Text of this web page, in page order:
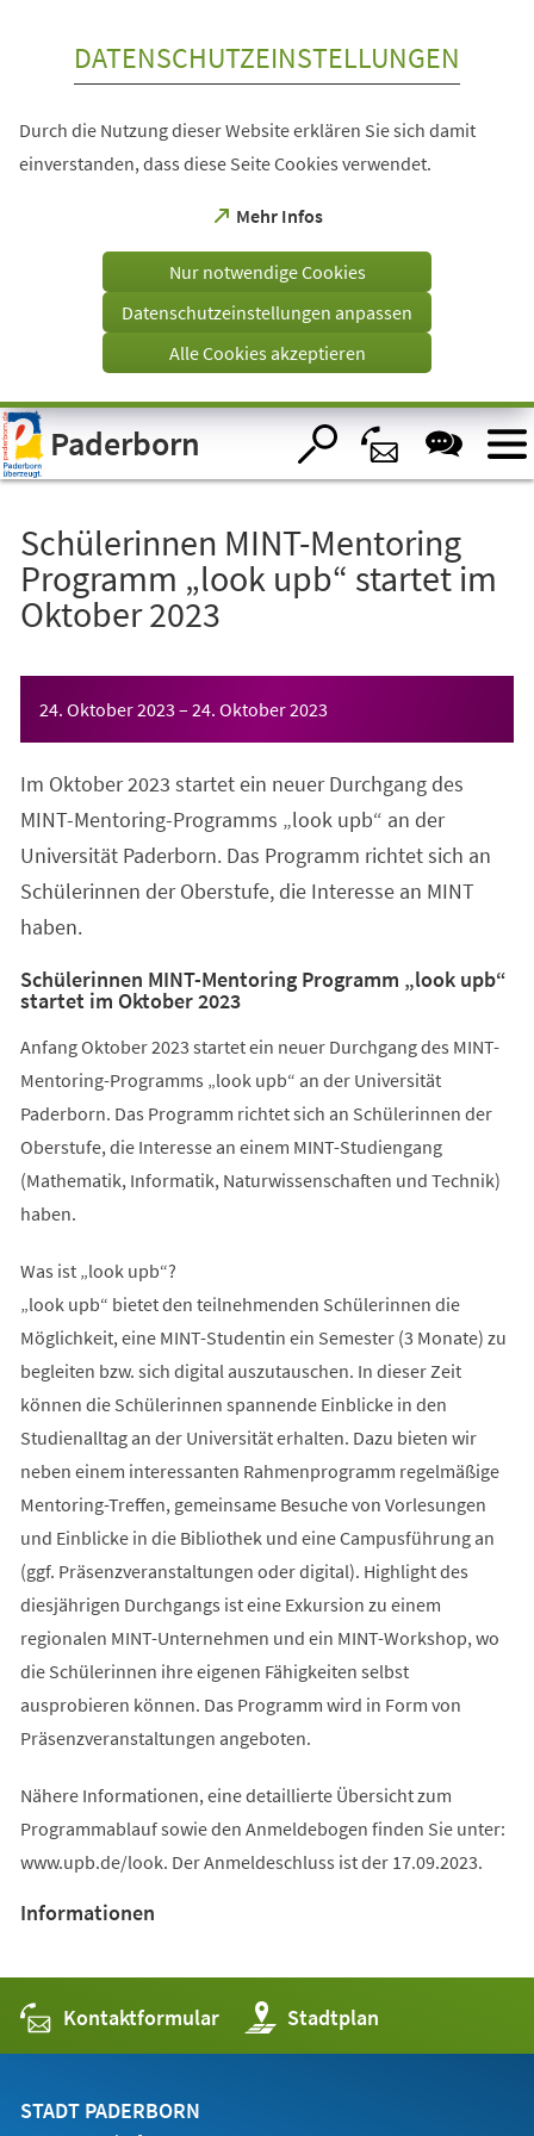
Visuelle
Assistenzsoftware
öffnen.
DATENSCHUTZEINSTELLUNGEN
Durch die Nutzung dieser Website erklären Sie sich damit
einverstanden, dass diese Seite Cookies verwendet.
Mehr Infos
(Öffnet
einem
Tab)
Nur notwendige Cookies
Datenschutzeinstellungen anpassen
Alle Cookies akzeptieren
Paderborn
Schülerinnen MINT-Mentoring
Programm „look upb“ startet im
Oktober 2023
24. Oktober 2023 – 24. Oktober 2023
Im Oktober 2023 startet ein neuer Durchgang des
MINT-Mentoring-Programms „look upb“ an der
Universität Paderborn. Das Programm richtet sich an
Schülerinnen der Oberstufe, die Interesse an MINT
haben.
Schülerinnen MINT-Mentoring Programm „look upb“
startet im Oktober 2023
Anfang Oktober 2023 startet ein neuer Durchgang des MINT-
Mentoring-Programms „look upb“ an der Universität
Paderborn. Das Programm richtet sich an Schülerinnen der
Oberstufe, die Interesse an einem MINT-Studiengang
(Mathematik, Informatik, Naturwissenschaften und Technik)
haben.
Was ist „look upb“?
„look upb“ bietet den teilnehmenden Schülerinnen die
Möglichkeit, eine MINT-Studentin ein Semester (3 Monate) zu
begleiten bzw. sich digital auszutauschen. In dieser Zeit
können die Schülerinnen spannende Einblicke in den
Studienalltag an der Universität erhalten. Dazu bieten wir
neben einem interessanten Rahmenprogramm regelmäßige
Mentoring-Treffen, gemeinsame Besuche von Vorlesungen
und Einblicke in die Bibliothek und eine Campusführung an
(ggf. Präsenzveranstaltungen oder digital). Highlight des
diesjährigen Durchgangs ist eine Exkursion zu einem
regionalen MINT-Unternehmen und ein MINT-Workshop, wo
die Schülerinnen ihre eigenen Fähigkeiten selbst
ausprobieren können. Das Programm wird in Form von
Präsenzveranstaltungen angeboten.
Nähere Informationen, eine detaillierte Übersicht zum
Programmablauf sowie den Anmeldebogen finden Sie unter:
www.upb.de/look. Der Anmeldeschluss ist der 17.09.2023.
Informationen
Kontaktformular Stadtplan
(Öffnet
in
einem
STADT PADERBORN